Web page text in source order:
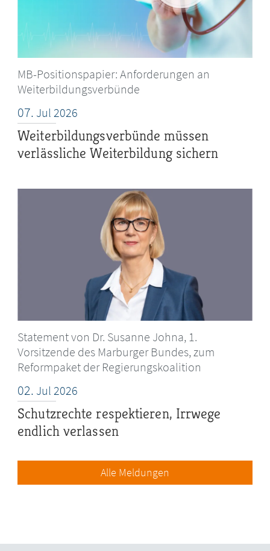
MB-Positionspapier: Anforderungen an
Weiterbildungsverbünde
07. Jul 2026
Weiterbildungsverbünde müssen
verlässliche Weiterbildung sichern
Statement von Dr. Susanne Johna, 1.
Vorsitzende des Marburger Bundes, zum
Reformpaket der Regierungskoalition
02. Jul 2026
Schutzrechte respektieren, Irrwege
endlich verlassen
Alle Meldungen